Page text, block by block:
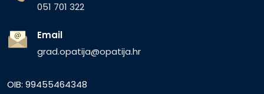
051 701 322
Email
grad.opatija@opatija.hr
OIB: 99455464348